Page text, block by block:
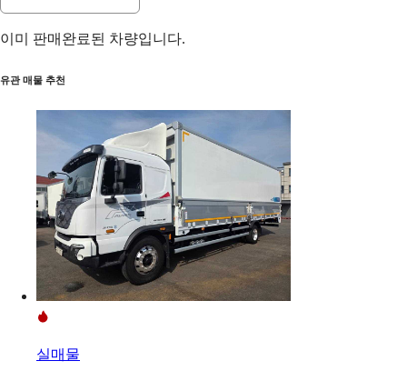
이미 판매완료된 차량입니다.
유관 매물 추천
실매물